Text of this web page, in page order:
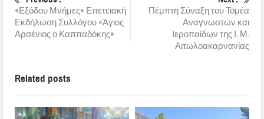
«Εξόδου Μνήμες» Επετειακή
Εκδήλωση Συλλόγου «Άγιος
Αρσένιος ο Καππαδόκης»
Πέμπτη Σύναξη του Τομέα
Αναγνωστών και
Ιεροπαίδων της Ι. Μ.
Αιτωλοακαρνανίας
Related posts